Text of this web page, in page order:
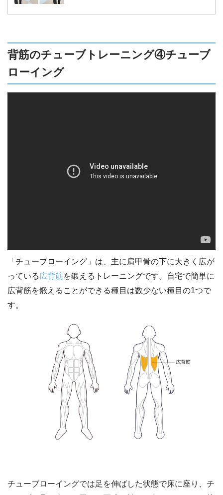
背筋のチューブトレーニング④チューブ
ローイング
「チューブローイング」は、主に肩甲骨の下に大きく広が
っている 広背筋を鍛えるトレーニングです。自宅で簡単に
広背筋を鍛えることができる種目は数少ない種目の1つで
す。
チューブローイングでは足を伸ばした状態で床に座り、チ